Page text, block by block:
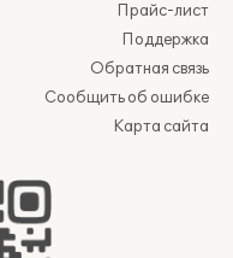
Прайс-лист
Поддержка
Обратная связь
Сообщить об ошибке
Карта сайта